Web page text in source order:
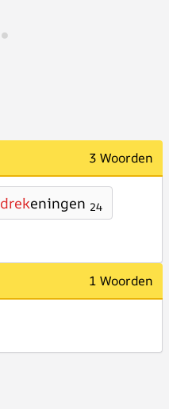
3 Woorden
drekeningen 24
1 Woorden